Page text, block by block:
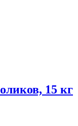
15 кг